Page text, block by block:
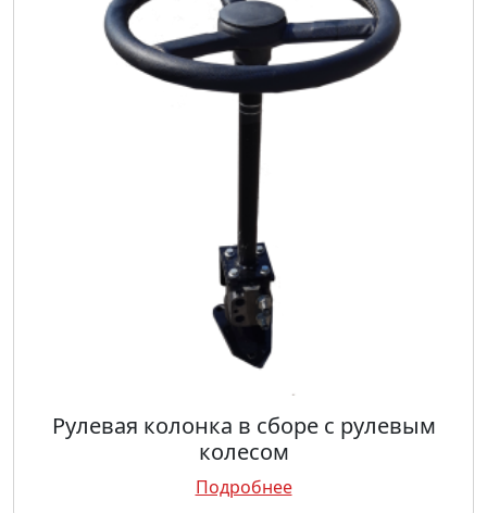
Рулевая колонка в сборе с рулевым
колесом
Подробнее